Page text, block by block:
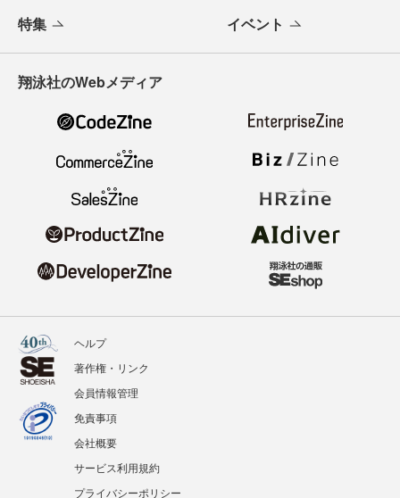
特集 イベント
翔泳社のWebメディア
ヘルプ
著作権・リンク
会員情報管理
免責事項
会社概要
サービス利用規約
プライバシーポリシー